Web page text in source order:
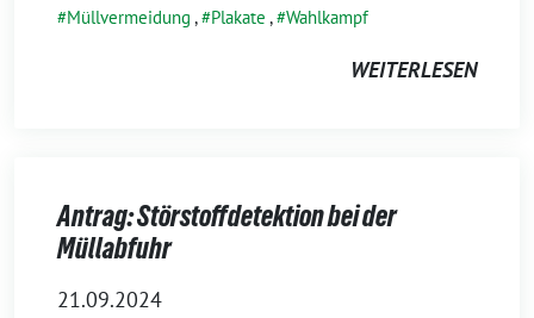
Müllvermeidung , Plakate , Wahlkampf
WEITERLESEN
Antrag: Störstoffdetektion bei der
Müllabfuhr
21.09.2024